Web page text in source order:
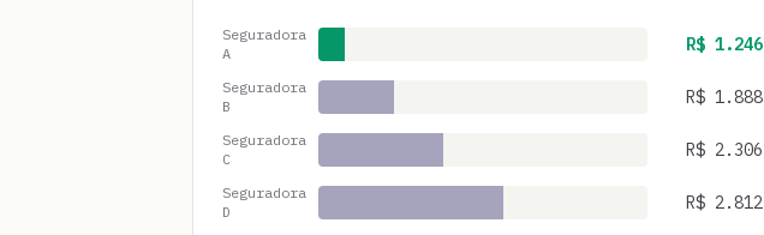
Seguradora
A
R$ 1.246
Seguradora
B
R$ 1.888
Seguradora
C
R$ 2.306
Seguradora
D
R$ 2.812